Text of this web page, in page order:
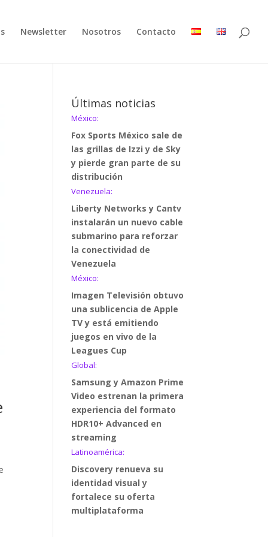
Newsletter Nosotros Contacto
Últimas noticias
México:
Fox Sports México sale de
las grillas de Izzi y de Sky
y pierde gran parte de su
distribución
Venezuela:
Liberty Networks y Cantv
instalarán un nuevo cable
submarino para reforzar
la conectividad de
Venezuela
México:
Imagen Televisión obtuvo
una sublicencia de Apple
TV y está emitiendo
juegos en vivo de la
Leagues Cup
Global:
Samsung y Amazon Prime
Video estrenan la primera
experiencia del formato
HDR10+ Advanced en
streaming
Latinoamérica:
Discovery renueva su
identidad visual y
fortalece su oferta
multiplataforma